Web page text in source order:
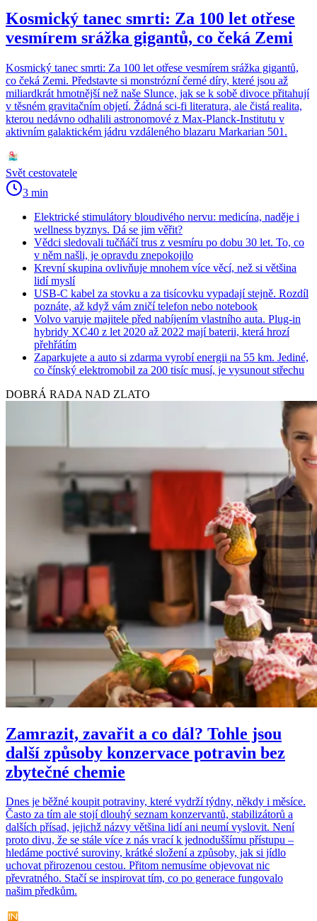
Kosmický tanec smrti: Za 100 let otřese
vesmírem srážka gigantů, co čeká Zemi
Kosmický tanec smrti: Za 100 let otřese vesmírem srážka gigantů,
co čeká Zemi. Představte si monstrózní černé díry, které jsou až
miliardkrát hmotnější než naše Slunce, jak se k sobě divoce přitahují
v těsném gravitačním objetí. Žádná sci-fi literatura, ale čistá realita,
kterou nedávno odhalili astronomové z Max-Planck-Institutu v
aktivním galaktickém jádru vzdáleného blazaru Markarian 501.
Svět cestovatele
3 min
Elektrické stimulátory bloudivého nervu: medicína, naděje i
wellness byznys. Dá se jim věřit?
Vědci sledovali tučňáčí trus z vesmíru po dobu 30 let. To, co
v něm našli, je opravdu znepokojilo
Krevní skupina ovlivňuje mnohem více věcí, než si většina
lidí myslí
USB-C kabel za stovku a za tisícovku vypadají stejně. Rozdíl
poznáte, až když vám zničí telefon nebo notebook
Volvo varuje majitele před nabíjením vlastního auta. Plug-in
hybridy XC40 z let 2020 až 2022 mají baterii, která hrozí
přehřátím
Zaparkujete a auto si zdarma vyrobí energii na 55 km. Jediné,
co čínský elektromobil za 200 tisíc musí, je vysunout střechu
DOBRÁ RADA NAD ZLATO
Zamrazit, zavařit a co dál? Tohle jsou
další způsoby konzervace potravin bez
zbytečné chemie
Dnes je běžné koupit potraviny, které vydrží týdny, někdy i měsíce.
Často za tím ale stojí dlouhý seznam konzervantů, stabilizátorů a
dalších přísad, jejichž názvy většina lidí ani neumí vyslovit. Není
proto divu, že se stále více z nás vrací k jednoduššímu přístupu –
hledáme poctivé suroviny, krátké složení a způsoby, jak si jídlo
uchovat přirozenou cestou. Přitom nemusíme objevovat nic
převratného. Stačí se inspirovat tím, co po generace fungovalo
našim předkům.